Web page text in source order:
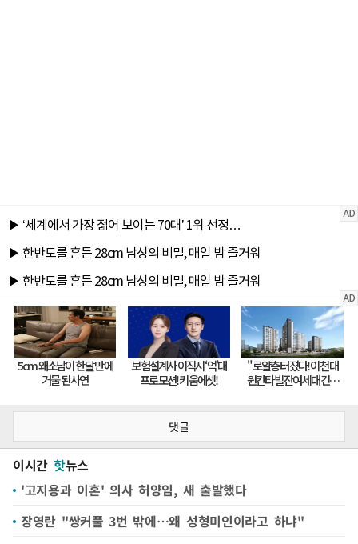
댓글
이시간 핫뉴스
'고지용과 이혼' 의사 허양임, 새 출발했다
장영란 "쌍커풀 3번 밖에…왜 성형미인이라고 하냐"